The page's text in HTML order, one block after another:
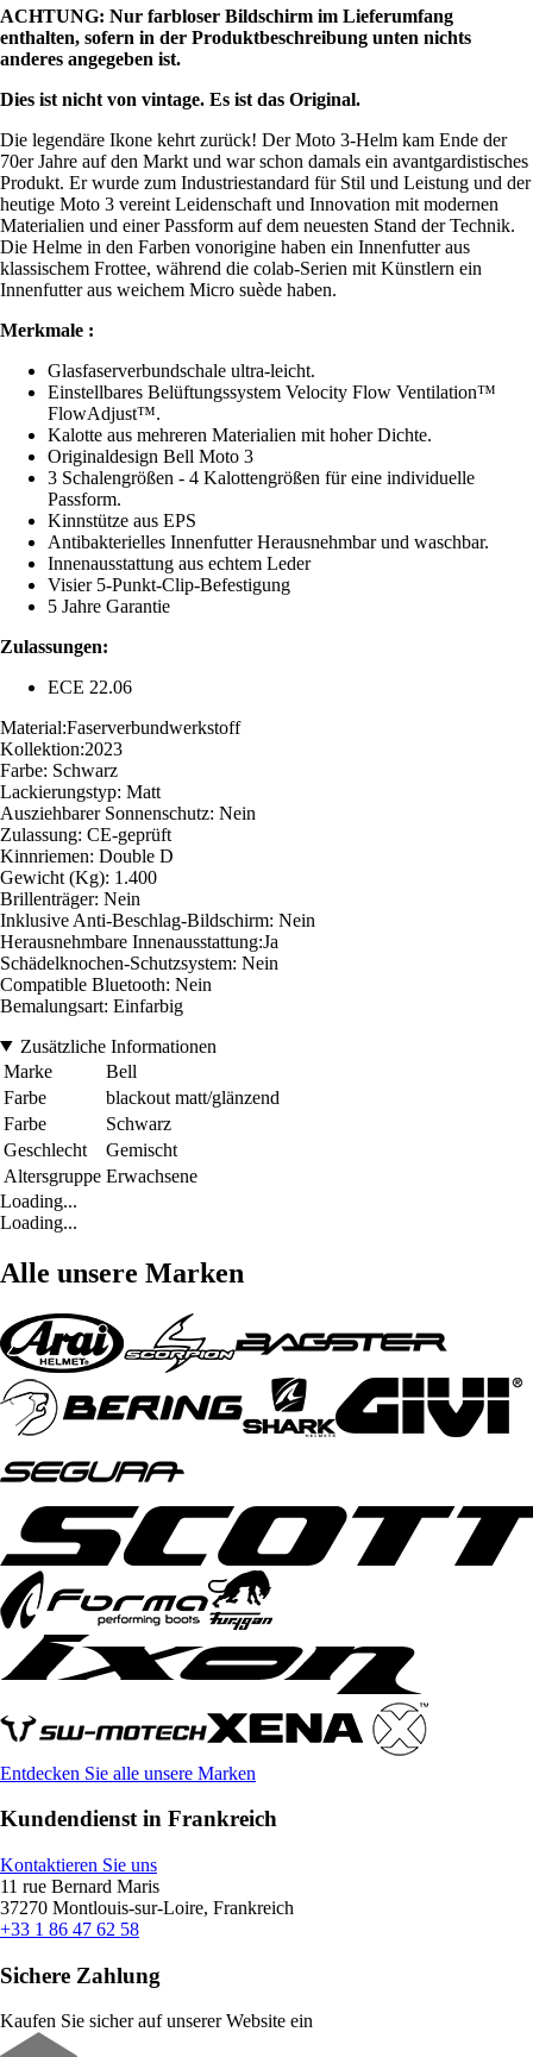
ACHTUNG: Nur farbloser Bildschirm im Lieferumfang
enthalten, sofern in der Produktbeschreibung unten nichts
anderes angegeben ist.
Dies ist nicht von vintage. Es ist das Original.
Die legendäre Ikone kehrt zurück! Der Moto 3-Helm kam Ende der
70er Jahre auf den Markt und war schon damals ein avantgardistisches
Produkt. Er wurde zum Industriestandard für Stil und Leistung und der
heutige Moto 3 vereint Leidenschaft und Innovation mit modernen
Materialien und einer Passform auf dem neuesten Stand der Technik.
Die Helme in den Farben vonorigine haben ein Innenfutter aus
klassischem Frottee, während die colab-Serien mit Künstlern ein
Innenfutter aus weichem Micro suède haben.
Merkmale :
Glasfaserverbundschale ultra-leicht.
Einstellbares Belüftungssystem Velocity Flow Ventilation™
FlowAdjust™.
Kalotte aus mehreren Materialien mit hoher Dichte.
Originaldesign Bell Moto 3
3 Schalengrößen - 4 Kalottengrößen für eine individuelle
Passform.
Kinnstütze aus EPS
Antibakterielles Innenfutter Herausnehmbar und waschbar.
Innenausstattung aus echtem Leder
Visier 5-Punkt-Clip-Befestigung
5 Jahre Garantie
Zulassungen:
ECE 22.06
Material:Faserverbundwerkstoff
Kollektion:2023
Farbe: Schwarz
Lackierungstyp: Matt
Ausziehbarer Sonnenschutz: Nein
Zulassung: CE-geprüft
Kinnriemen: Double D
Gewicht (Kg): 1.400
Brillenträger: Nein
Inklusive Anti-Beschlag-Bildschirm: Nein
Herausnehmbare Innenausstattung:Ja
Schädelknochen-Schutzsystem: Nein
Compatible Bluetooth: Nein
Bemalungsart: Einfarbig
Zusätzliche Informationen
Marke
Bell
Farbe
blackout matt/glänzend
Farbe
Schwarz
Geschlecht
Gemischt
Altersgruppe Erwachsene
Loading...
Loading...
Alle unsere Marken
Entdecken Sie alle unsere Marken
Kundendienst in Frankreich
Kontaktieren Sie uns
11 rue Bernard Maris
37270 Montlouis-sur-Loire, Frankreich
+33 1 86 47 62 58
Sichere Zahlung
Kaufen Sie sicher auf unserer Website ein